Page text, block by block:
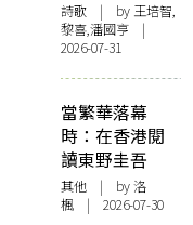
詩歌 | by 王培智,
黎喜,潘國亨 |
2026-07-31
當繁華落幕
時：在香港閱
讀東野圭吾
其他 | by洛
楓 | 2026-07-30